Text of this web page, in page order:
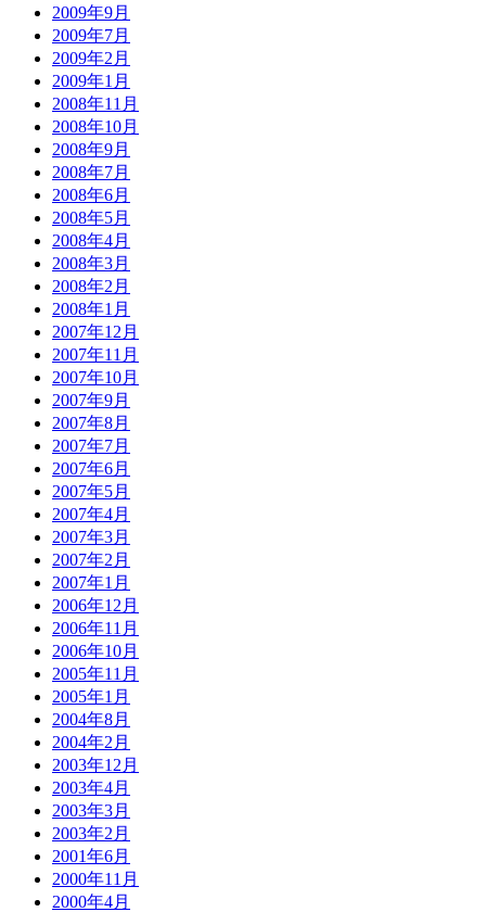
2009年9月
2009年7月
2009年2月
2009年1月
2008年11月
2008年10月
2008年9月
2008年7月
2008年6月
2008年5月
2008年4月
2008年3月
2008年2月
2008年1月
2007年12月
2007年11月
2007年10月
2007年9月
2007年8月
2007年7月
2007年6月
2007年5月
2007年4月
2007年3月
2007年2月
2007年1月
2006年12月
2006年11月
2006年10月
2005年11月
2005年1月
2004年8月
2004年2月
2003年12月
2003年4月
2003年3月
2003年2月
2001年6月
2000年11月
2000年4月